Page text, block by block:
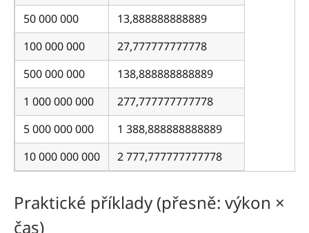
50 000 000
13,888888888889
100 000 000
27,777777777778
500 000 000
138,888888888889
1 000 000 000
277,777777777778
5 000 000 000
1 388,888888888889
10 000 000 000
2 777,777777777778
Praktické příklady (přesně: výkon ×
čas)